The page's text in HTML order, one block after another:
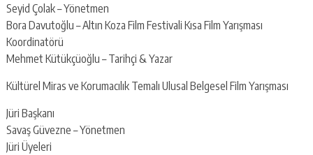
Seyid Çolak – Yönetmen
Bora Davutoğlu – Altın Koza Film Festivali Kısa Film Yarışması
Koordinatörü
Mehmet Kütükçüoğlu – Tarihçi & Yazar
Kültürel Miras ve Korumacılık Temalı Ulusal Belgesel Film Yarışması
Jüri Başkanı
Savaş Güvezne – Yönetmen
Jüri Üyeleri